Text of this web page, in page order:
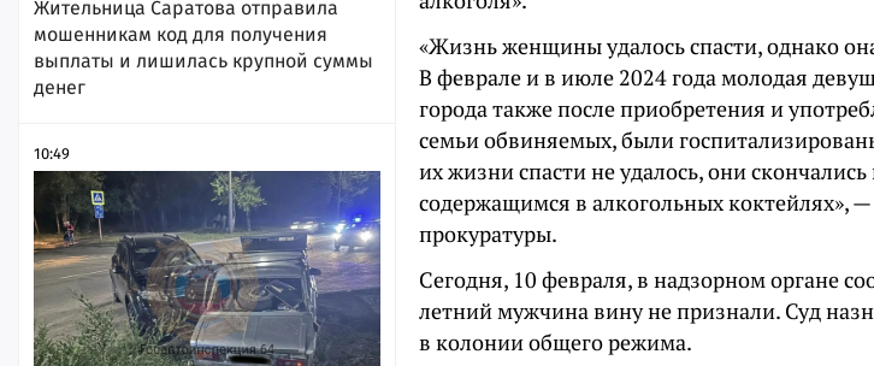
Жительница Саратова отправила
мошенникам код для получения
выплаты и лишилась крупной суммы
денег
10:49
«Жизнь женщины удалось спасти, однако
В феврале и в июле 2024 года молодая
города также после приобретения и
семьи обвиняемых, были
их жизни спасти не удалось, они
содержащимся в алкогольных коктейлях»,
прокуратуры.
Сегодня, 10 февраля, в надзорном органе
летний мужчина вину не признали. Суд
в колонии общего режима.